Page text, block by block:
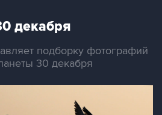
декабря
подборку фотографий
30 декабря